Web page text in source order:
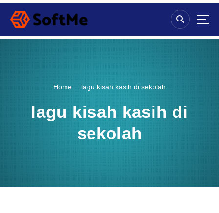
S
p
Home lagu kisah kasih di sekolah
lagu kisah kasih di
sekolah